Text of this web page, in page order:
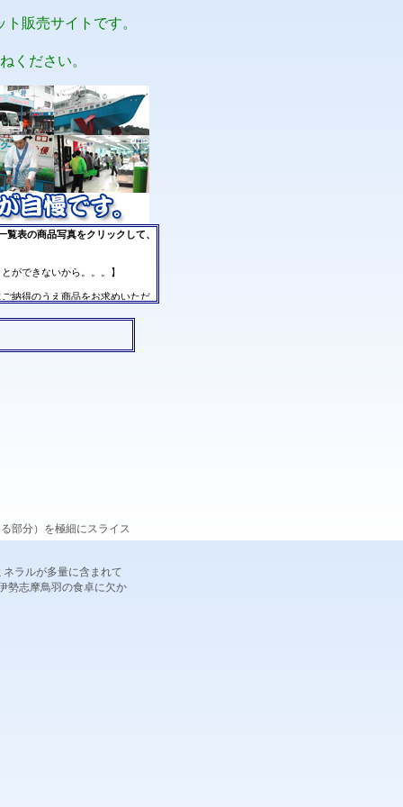
販売サイトです。
ください。
部分）を極細にスライス
ラルが多量に含まれて
勢志摩鳥羽の食卓に欠か